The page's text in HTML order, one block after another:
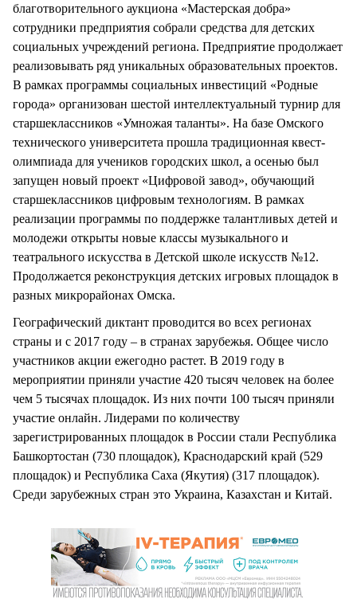
благотворительного аукциона «Мастерская добра»
сотрудники предприятия собрали средства для детских
социальных учреждений региона. Предприятие продолжает
реализовывать ряд уникальных образовательных проектов.
В рамках программы социальных инвестиций «Родные
города» организован шестой интеллектуальный турнир для
старшеклассников «Умножая таланты». На базе Омского
технического университета прошла традиционная квест-
олимпиада для учеников городских школ, а осенью был
запущен новый проект «Цифровой завод», обучающий
старшеклассников цифровым технологиям. В рамках
реализации программы по поддержке талантливых детей и
молодежи открыты новые классы музыкального и
театрального искусства в Детской школе искусств №12.
Продолжается реконструкция детских игровых площадок в
разных микрорайонах Омска.
Географический диктант проводится во всех регионах
страны и с 2017 году – в странах зарубежья. Общее число
участников акции ежегодно растет. В 2019 году в
мероприятии приняли участие 420 тысяч человек на более
чем 5 тысячах площадок. Из них почти 100 тысяч приняли
участие онлайн. Лидерами по количеству
зарегистрированных площадок в России стали Республика
Башкортостан (730 площадок), Краснодарский край (529
площадок) и Республика Саха (Якутия) (317 площадок).
Среди зарубежных стран это Украина, Казахстан и Китай.